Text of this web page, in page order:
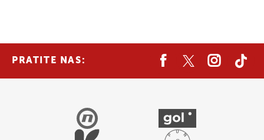
PRATITE NAS: